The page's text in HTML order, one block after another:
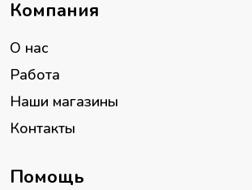
Компания
О нас
Работа
Наши магазины
Контакты
Помощь